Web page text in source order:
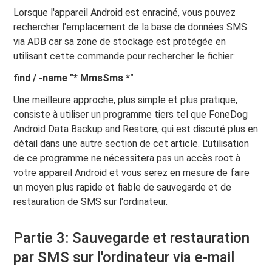
Lorsque l'appareil Android est enraciné, vous pouvez
rechercher l'emplacement de la base de données SMS
via ADB car sa zone de stockage est protégée en
utilisant cette commande pour rechercher le fichier:
find / -name "* MmsSms *"
Une meilleure approche, plus simple et plus pratique,
consiste à utiliser un programme tiers tel que FoneDog
Android Data Backup and Restore, qui est discuté plus en
détail dans une autre section de cet article. L'utilisation
de ce programme ne nécessitera pas un accès root à
votre appareil Android et vous serez en mesure de faire
un moyen plus rapide et fiable de sauvegarde et de
restauration de SMS sur l'ordinateur.
Partie 3: Sauvegarde et restauration
par SMS sur l'ordinateur via e-mail